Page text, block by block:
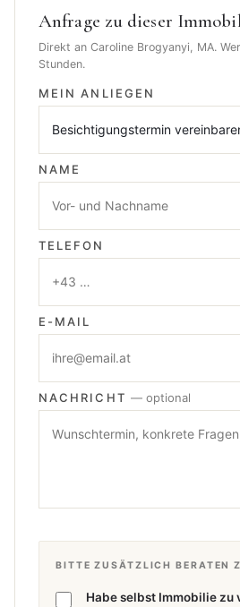
Anfrage zu dieser
Direkt an Caroline Brogyanyi, MA.
Stunden.
MEIN ANLIEGEN
NAME
TELEFON
E-MAIL
NACHRICHT — optional
BITTE ZUSÄTZLICH BERATEN
Habe selbst Immobilie zu